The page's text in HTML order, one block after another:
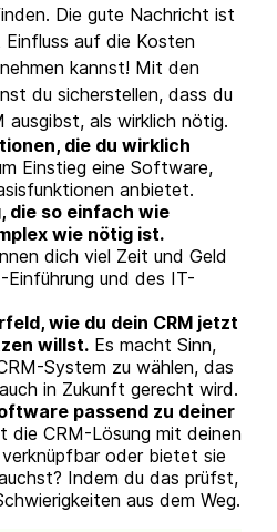
Die gute Nachricht ist
auf die Kosten
kannst! Mit den
du sicherstellen, dass du
ausgibst, als wirklich nötig.
die du wirklich
Einstieg eine Software,
anbietet.
die so einfach wie
wie nötig ist.
dich viel Zeit und Geld
Einführung und des IT-
wie du dein CRM jetzt
willst. Es macht Sinn,
System zu wählen, das
in Zukunft gerecht wird.
passend zu deiner
die CRM-Lösung mit deinen
oder bietet sie
Indem du das prüfst,
aus dem Weg.